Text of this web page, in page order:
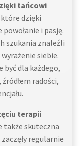
tańcowi
dzięki
i pasję.
szukania znaleźli
siebie.
być dla każdego,
radości,
terapii
także skuteczna
regularnie